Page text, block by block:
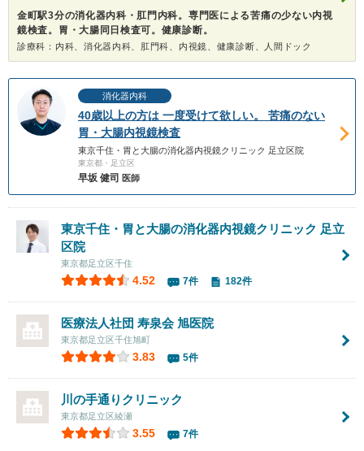
金町駅3分の消化器内科・肛門内科。専門医による苦痛の少ない内視
鏡検査。胃・大腸同日検査可。健康診断。
診療科：内科、消化器内科、肛門科、内視鏡、健康診断、人間ドック
消化器内科
40歳以上の方は 一度受けて欲しい。 苦痛のない
胃・大腸内視鏡検査
東京千住・胃と大腸の消化器内視鏡クリニック 足立区院
東京都・足立区
早坂 健司 医師
東京千住・胃と大腸の消化器内視鏡クリニック 足立
区院
東京都足立区千住
4.52 7件 182件
医療法人社団 寿泉会 旭医院
東京都足立区千住旭町
3.83 5件
川の手通りクリニック
東京都足立区綾瀬
3.55 7件